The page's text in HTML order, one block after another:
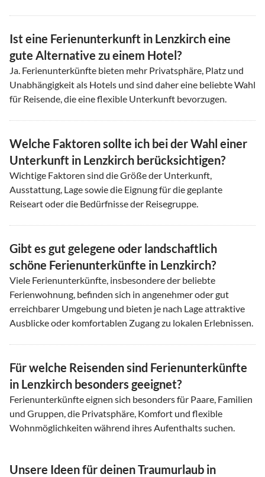
Ist eine Ferienunterkunft in Lenzkirch eine
gute Alternative zu einem Hotel?
Ja. Ferienunterkünfte bieten mehr Privatsphäre, Platz und
Unabhängigkeit als Hotels und sind daher eine beliebte Wahl
für Reisende, die eine flexible Unterkunft bevorzugen.
Welche Faktoren sollte ich bei der Wahl einer
Unterkunft in Lenzkirch berücksichtigen?
Wichtige Faktoren sind die Größe der Unterkunft,
Ausstattung, Lage sowie die Eignung für die geplante
Reiseart oder die Bedürfnisse der Reisegruppe.
Gibt es gut gelegene oder landschaftlich
schöne Ferienunterkünfte in Lenzkirch?
Viele Ferienunterkünfte, insbesondere der beliebte
Ferienwohnung, befinden sich in angenehmer oder gut
erreichbarer Umgebung und bieten je nach Lage attraktive
Ausblicke oder komfortablen Zugang zu lokalen Erlebnissen.
Für welche Reisenden sind Ferienunterkünfte
in Lenzkirch besonders geeignet?
Ferienunterkünfte eignen sich besonders für Paare, Familien
und Gruppen, die Privatsphäre, Komfort und flexible
Wohnmöglichkeiten während ihres Aufenthalts suchen.
Unsere Ideen für deinen Traumurlaub in